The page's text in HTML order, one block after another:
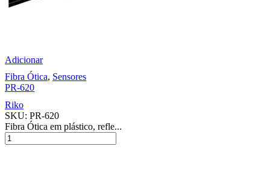
Adicionar
Fibra Ótica, Sensores
PR-620
Riko
SKU: PR-620
Fibra Ótica em plástico, refle...